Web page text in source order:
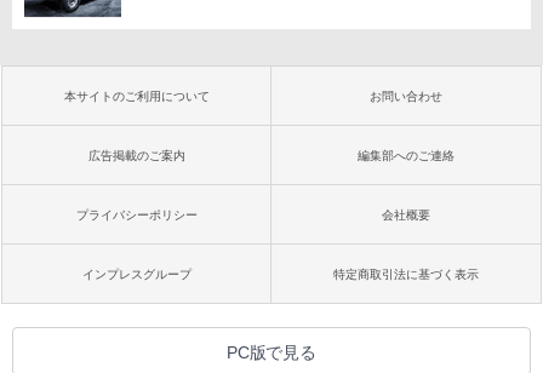
本サイトのご利用について お問い合わせ
広告掲載のご案内 編集部へのご連絡
プライバシーポリシー 会社概要
インプレスグループ 特定商取引法に基づく表示
PC版で見る